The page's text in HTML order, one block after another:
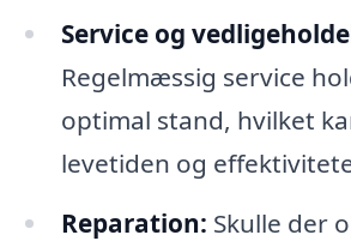
Service og
Regelmæssig service
optimal stand, hvilket
levetiden og
Reparation: Skulle der